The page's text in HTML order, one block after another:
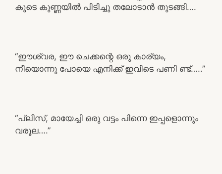
കൂടെ കുണ്ണയിൽ പിടിച്ചു തലോടാൻ തുടങ്ങി….
“ഈശ്വര, ഈ ചെക്കന്റെ ഒരു കാര്യം,
നീയൊന്നു പോയെ എനിക്ക് ഇവിടെ പണി ണ്ട്…..”
“പ്ലീസ്, മായേച്ചി ഒരു വട്ടം പിന്നെ ഇപ്പളൊന്നും
വരൂല….”